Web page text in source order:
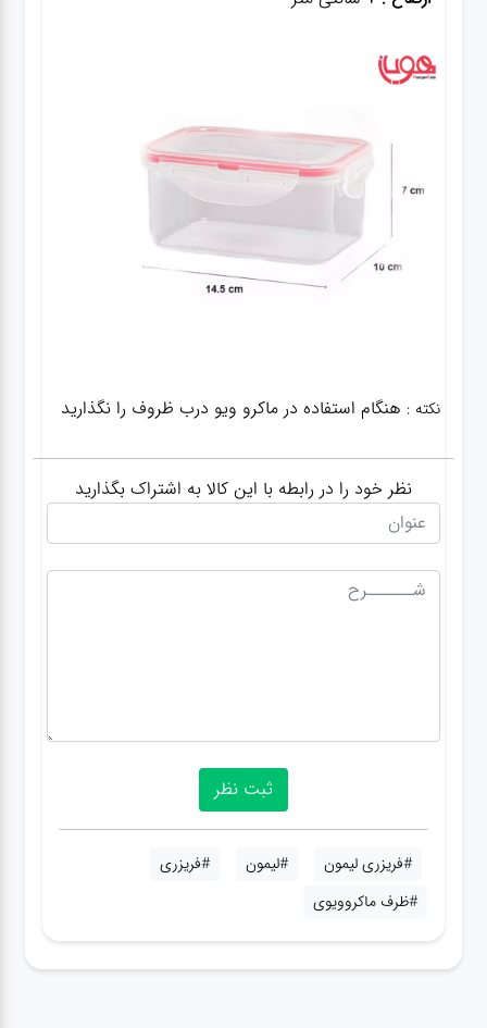
نکته : هنگام استفاده در ماکرو ویو درب ظروف را نگذارید
نظر خود را در رابطه با این کالا به اشتراک بگذارید
#فریزری لیمون #لیمون
#فریزری
#ظرف ماکروویوی